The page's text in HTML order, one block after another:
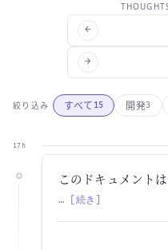
←
→
絞り込み すべて 15 開発3
17h
このドキュメント
… [続き]